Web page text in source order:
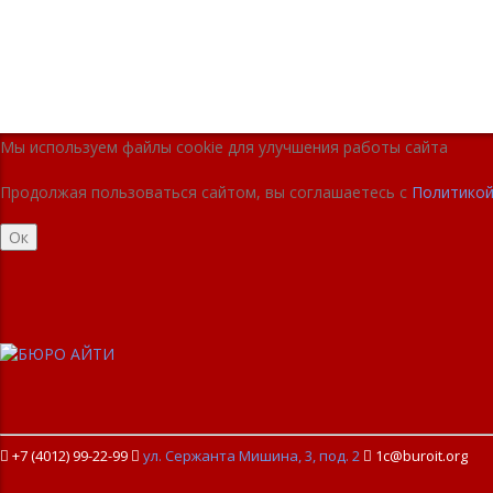
Мы используем файлы cookie для улучшения работы сайта
Продолжая пользоваться сайтом, вы соглашаетесь с
Ок
+7 (4012) 99-22-99  ул. Сержанта Мишина, 3, под. 2  1c@buroit.org